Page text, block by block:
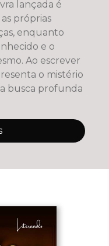
lançada é
próprias
enquanto
e o
Ao escrever
o mistério
busca profunda